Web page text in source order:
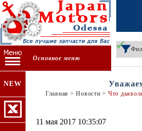
Основное меню
NEW
Главная > Новости > Что
11 мая 2017 10:35:07